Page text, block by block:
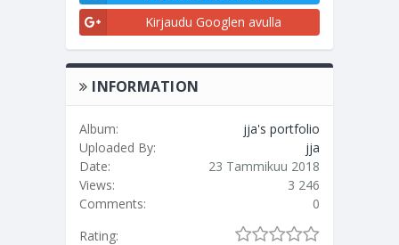
Kirjaudu Googlen avulla
INFORMATION
Album:
jja's portfolio
Uploaded By:
jja
Date:
23 Tammikuu 2018
Views:
3 246
Comments:
0
Rating: